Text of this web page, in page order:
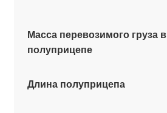
Масса перевозимого груза в
полуприцепе
Длина полуприцепа